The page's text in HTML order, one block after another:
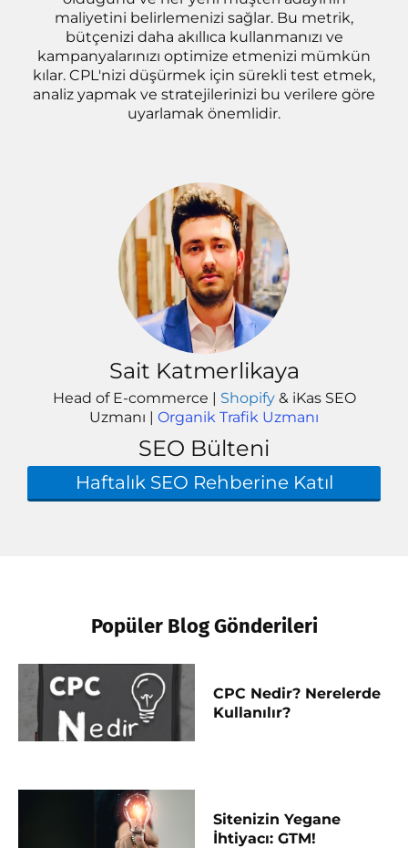
maliyetini belirlemenizi sağlar. Bu metrik,
bütçenizi daha akıllıca kullanmanızı ve
kampanyalarınızı optimize etmenizi mümkün
kılar. CPL'nizi düşürmek için sürekli test etmek,
analiz yapmak ve stratejilerinizi bu verilere göre
uyarlamak önemlidir.
Sait Katmerlikaya
Head of E-commerce | Shopify& iKas SEO
Uzmanı | Organik Trafik Uzmanı
SEO Bülteni
Haftalık SEO Rehberine Katıl
Popüler Blog Gönderileri
CPC Nedir? Nerelerde
Kullanılır?
Sitenizin Yegane
İhtiyacı: GTM!